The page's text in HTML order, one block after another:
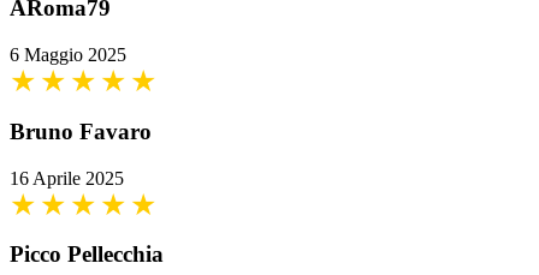
ARoma79
6 Maggio 2025
Bruno Favaro
16 Aprile 2025
Picco Pellecchia